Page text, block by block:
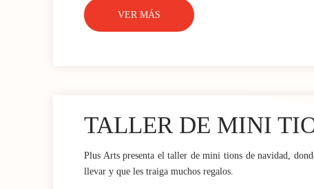
VER MÁS
TALLER DE MINI
Plus Arts presenta el taller de mini tions de navidad,
llevar y que les traiga muchos regalos.